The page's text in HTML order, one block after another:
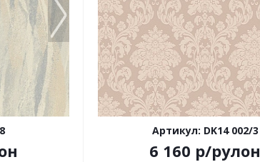
Артикул: DK14 002/3
6 160 р/рулон